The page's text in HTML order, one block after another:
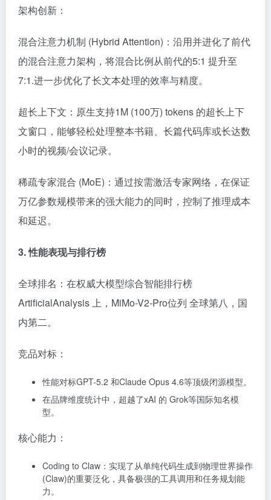
架构创新：
混合注意力机制 (Hybrid Attention)：沿用并进化了前代
的混合注意力架构，将混合比例从前代的5:1 提升至
7:1.进一步优化了长文本处理的效率与精度。
超长上下文：原生支持1M (100万) tokens 的超长上下
文窗口，能够轻松处理整本书籍、长篇代码库或长达数
小时的视频/会议记录。
稀疏专家混合 (MoE)：通过按需激活专家网络，在保证
万亿参数规模带来的强大能力的同时，控制了推理成本
和延迟。
3. 性能表现与排行榜
全球排名：在权威大模型综合智能排行榜
ArtificialAnalysis 上，MiMo-V2-Pro位列 全球第八，国
内第二。
竞品对标：
性能对标GPT-5.2 和Claude Opus 4.6等顶级闭源模型。
在品牌维度统计中，超越了xAI 的 Grok等国际知名模
型。
核心能力：
Coding to Claw：实现了从单纯代码生成到物理世界操作
(Claw)的重要泛化，具备极强的工具调用和任务规划能
力。